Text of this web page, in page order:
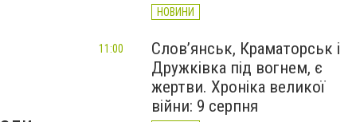
НОВИНИ
Слов’янськ, Краматорськ і
Дружківка під вогнем, є
жертви. Хроніка великої
війни: 9 серпня
11:00